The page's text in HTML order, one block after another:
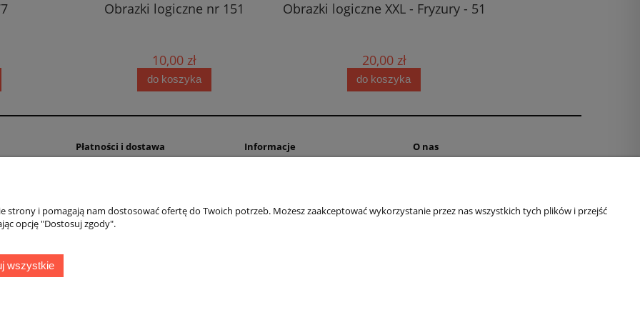
Obrazki logiczne nr 151
10,00 zł
do koszyka
Obrazki logiczne XXL - Fryzury - 51
20,00 zł
do koszyka
Płatności i dostawa
Czas i koszty dostawy
Czas realizacji zamówienia
Informacje
Pomoc w rozwiązaniu
O nas
O firmie
strony i pomagają nam dostosować ofertę do Twoich potrzeb. Możesz zaakceptować wykorzystanie przez nas wszystkich tych plików i przejść
opcję "Dostosuj zgody".
wszystkie